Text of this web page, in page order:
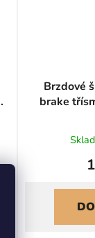
Brzdové
brake